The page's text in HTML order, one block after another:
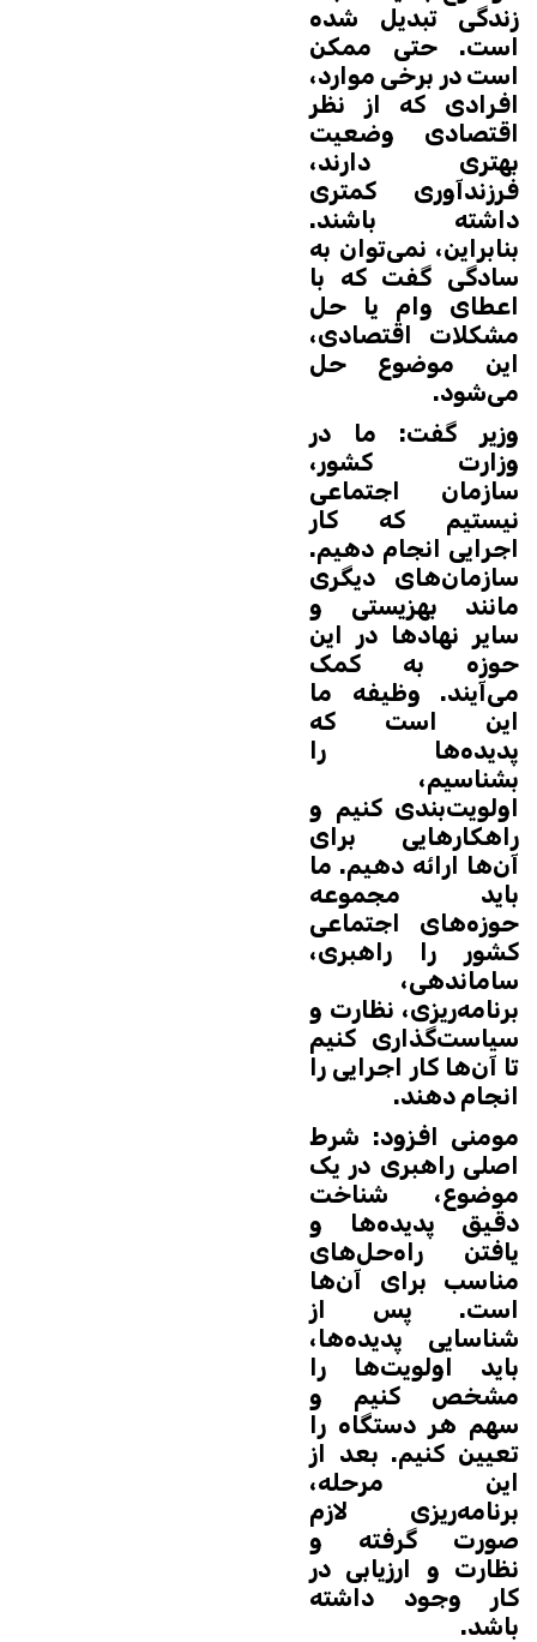
زندگی تبدیل شده
است. حتی ممکن
است در برخی موارد،
افرادی که از نظر
اقتصادی وضعیت
بهتری دارند،
فرزندآوری کمتری
داشته باشند.
بنابراین، نمی‌توان به
سادگی گفت که با
اعطای وام یا حل
مشکلات اقتصادی،
این موضوع حل
می‌شود.
وزیر گفت: ما در
وزارت کشور،
سازمان اجتماعی
نیستیم که کار
اجرایی انجام دهیم.
سازمان‌های دیگری
مانند بهزیستی و
سایر نهادها در این
حوزه به کمک
می‌آیند. وظیفه ما
این است که
پدیده‌ها را
بشناسیم،
اولویت‌بندی کنیم و
راهکارهایی برای
آن‌ها ارائه دهیم. ما
باید مجموعه
حوزه‌های اجتماعی
کشور را راهبری،
ساماندهی،
برنامه‌ریزی، نظارت و
سیاست‌گذاری کنیم
تا آن‌ها کار اجرایی را
انجام دهند.
مومنی افزود: شرط
اصلی راهبری در یک
موضوع، شناخت
دقیق پدیده‌ها و
یافتن راه‌حل‌های
مناسب برای آن‌ها
است. پس از
شناسایی پدیده‌ها،
باید اولویت‌ها را
مشخص کنیم و
سهم هر دستگاه را
تعیین کنیم. بعد از
این مرحله،
برنامه‌ریزی لازم
صورت گرفته و
نظارت و ارزیابی در
کار وجود داشته
باشد.